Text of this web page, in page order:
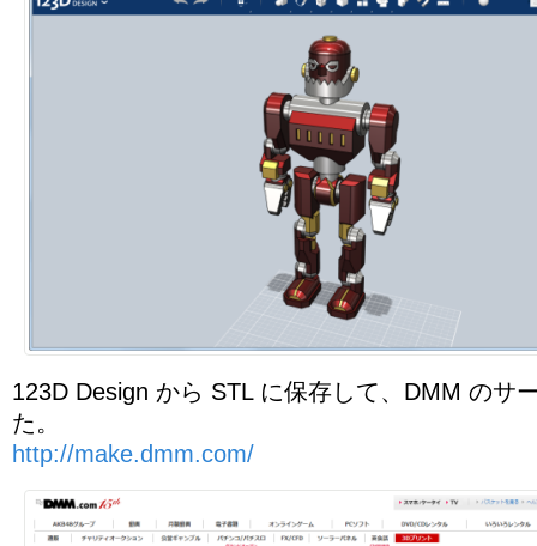
123D Design から STL に保存して、DMM のサ
た。
http://make.dmm.com/